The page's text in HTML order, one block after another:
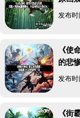
发布
《使
的悲
发布
《街